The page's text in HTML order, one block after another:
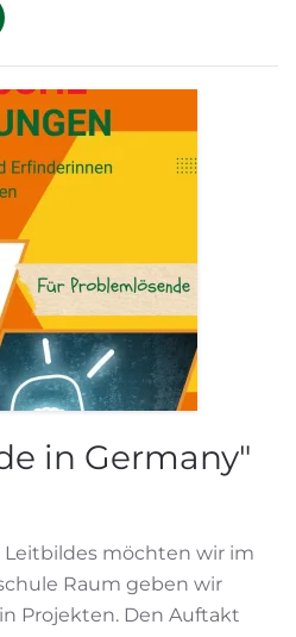
in Germany"
möchten wir im
Raum geben wir
Projekten. Den Auftakt